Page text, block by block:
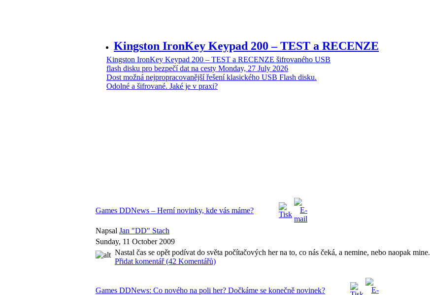
Kingston IronKey Keypad 200 – TEST a RECENZE
Kingston IronKey Keypad 200 – TEST a RECENZE šifrovaného USB
flash disku pro bezpečí dat na cesty Monday, 27 July 2026
Dost možná nejpropracovanější řešení klasického USB Flash disku.
Odolné a šifrované. Jaké je v praxi?
Games DDNews – Herní novinky, kde vás máme?
Napsal Jan "DD" Stach
Sunday, 11 October 2009
Nastal čas se opět podívat do světa počítačových her na to, co nás čeká, a nemine, nebo naopak mine.
Přidat komentář (42 Komentářů)
Games DDNews: Co nového na poli her? Dočkáme se konečně novinek?